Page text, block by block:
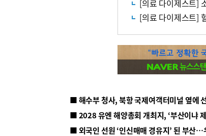
[의료 다이제스트]
[의료 다이제스트]
■ 해수부 청사, 북항 국제여객터미널 옆에
■ 2028 유엔 해양총회 개최지, ‘부산이냐
■ 외국인 선원 ‘인신매매 경유지’ 된 부산…